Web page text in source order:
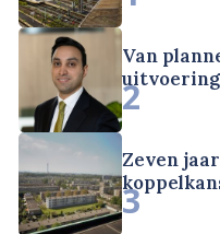
Van
2
Zeven
3